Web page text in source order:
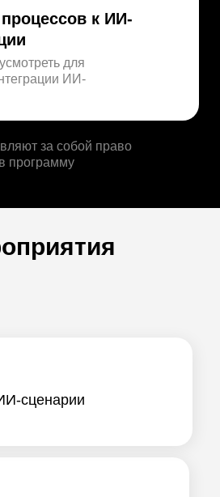
к ИИ-
для
ИИ-
за собой право
программу
сценарии